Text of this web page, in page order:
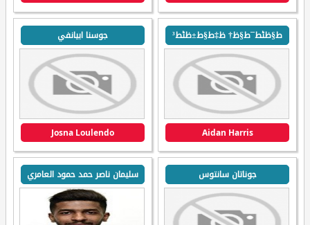
ط§ظٹط¯ط§ظ† ظ‡ط§ط±ظٹط³
Aidan Harris
جوسنا ابيانفي
Josna Loulendo
جوناتان سانتوس سليمان ناصر حمد حمود العامري